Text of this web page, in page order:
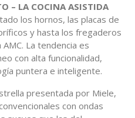
– LA COCINA ASISTIDA
los hornos, las placas de
y hasta los fregaderos
La tendencia es
con alta funcionalidad,
puntera e inteligente.
presentada por Miele,
con ondas